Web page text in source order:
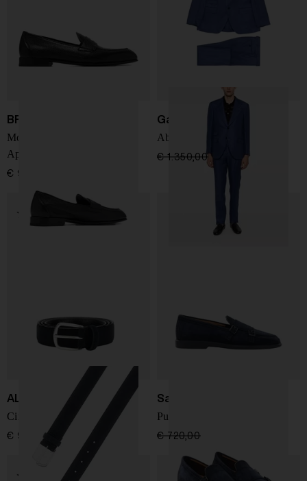
BRIONI
Mocassini in pelle Penny
Appia
€ 990,00
Gabriele Pasini
Abito con tasche a patta
€ 1.350,00 € 945,00
ALBERTOLUTI
Cintura con fibbia quadrata
€ 99,00
Santoni
Pure Moccasin
€ 720,00